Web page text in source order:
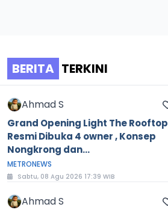
BERITA TERKINI
Ahmad S
Grand Opening Light The Rooftop
Resmi Dibuka 4 owner , Konsep
Nongkrong dan...
METRONEWS
Sabtu, 08 Agu 2026 17:39 WIB
Ahmad S